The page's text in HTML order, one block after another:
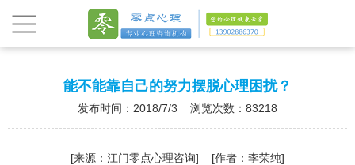
能不能靠自己的努力摆脱心理困扰？
发布时间：2018/7/3 浏览次数：83218
[来源：江门零点心理咨询] [作者：李荣纯]